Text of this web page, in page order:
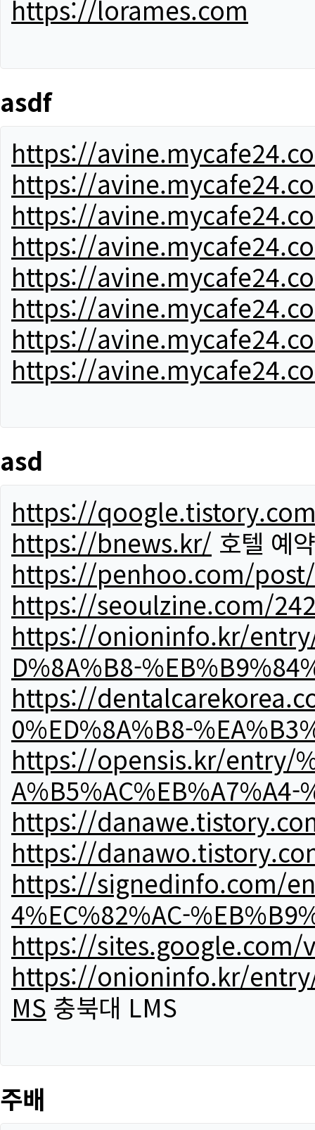
https://lorames.com
asdf
https://
https://
https://
https://
https://
https://
https://
https://
asd
https://
https://bnews.kr/ 호텔 예약
https://penhoo.com/
https://seoulzine.com/
https://onioninfo.kr/entry/
D%8A%B8-
https://
0%ED%8A%B8-
https://opensis.kr/entry/
A%B5%AC%EB%A7%A4-
https://
https://
https://signedinfo.com/
4%EC%82%AC-
https://sites.google.com/
https://onioninfo.kr/entry/
MS 충북대 LMS
주배